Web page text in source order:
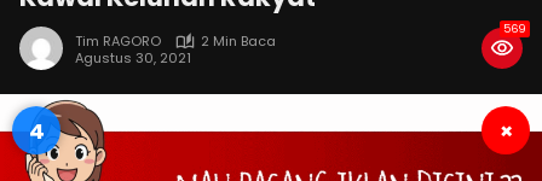
Tim RAGORO
2 Min Baca
Agustus 30, 2021
569
3 ×